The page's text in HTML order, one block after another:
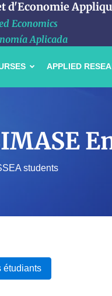
d'Economie
Economics
Aplicada
APPLIED
students
étudiants